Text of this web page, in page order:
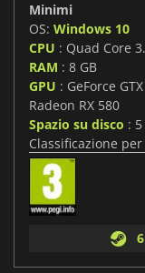
Minimi
OS: Windows 10
CPU : Quad Core
RAM : 8 GB
GPU : GeForce
Radeon RX 580
Spazio su disco :
Classificazione per